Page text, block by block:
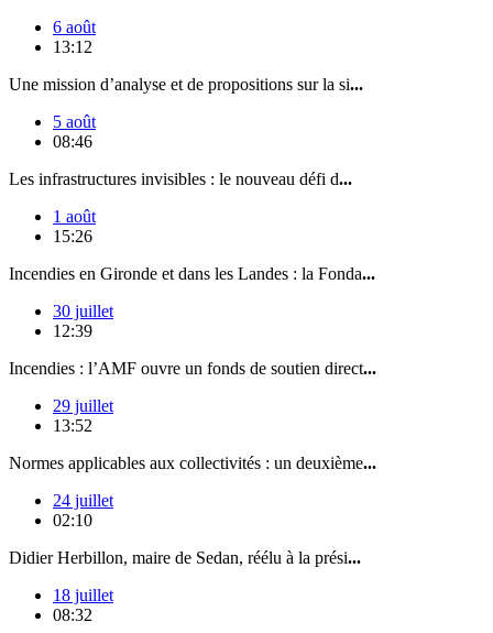
6 août
13:12
Une mission d’analyse et de propositions sur la si...
5 août
08:46
Les infrastructures invisibles : le nouveau défi d...
1 août
15:26
Incendies en Gironde et dans les Landes : la Fonda...
30 juillet
12:39
Incendies : l’AMF ouvre un fonds de soutien direct...
29 juillet
13:52
Normes applicables aux collectivités : un deuxième...
24 juillet
02:10
Didier Herbillon, maire de Sedan, réélu à la prési...
18 juillet
08:32